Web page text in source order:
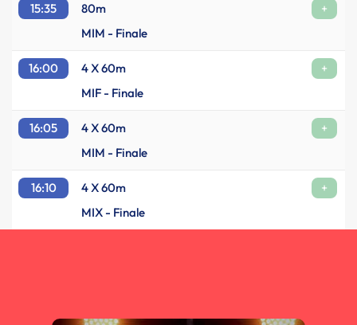
15:35 80m
+
MIM - Finale
16:00 4 X 60m
+
MIF - Finale
16:05 4 X 60m
+
MIM - Finale
16:10 4 X 60m
+
MIX - Finale